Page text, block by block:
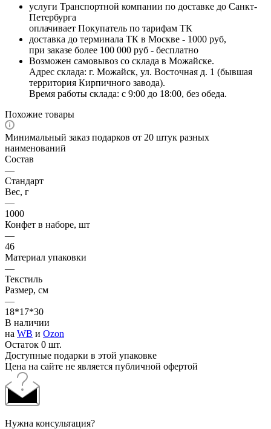
услуги Транспортной компании по доставке до Санкт-
Петербурга
оплачивает Покупатель по тарифам ТК
доставка до терминала ТК в Москве - 1000 руб,
при заказе более 100 000 руб - бесплатно
Возможен самовывоз со склада в Можайске.
Адрес склада: г. Можайск, ул. Восточная д. 1 (бывшая
территория Кирпичного завода).
Время работы склада: с 9:00 до 18:00, без обеда.
Похожие товары
Минимальный заказ подарков от 20 штук разных
наименований
Состав
—
Стандарт
Вес, г
—
1000
Конфет в наборе, шт
—
46
Материал упаковки
—
Текстиль
Размер, см
—
18*17*30
В наличии
на WB и Ozon
Остаток 0 шт.
Доступные подарки в этой упаковке
Цена на сайте не является публичной офертой
Нужна консультация?